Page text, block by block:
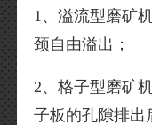
1、溢流型磨矿
颈自由溢出；
2、格子型磨矿
子板的孔隙排出